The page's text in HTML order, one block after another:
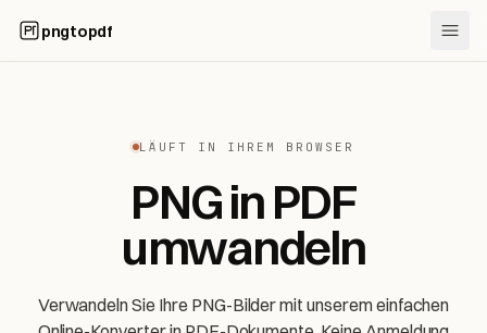
pngtopdf
LÄUFT IN IHREM BROWSER
PNG in PDF
umwandeln
Verwandeln Sie Ihre PNG-Bilder mit unserem einfachen